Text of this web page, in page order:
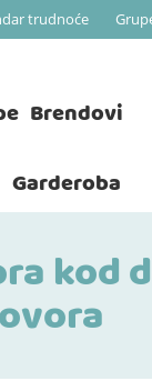
trudnoće
Brendovi
Garderoba
kod